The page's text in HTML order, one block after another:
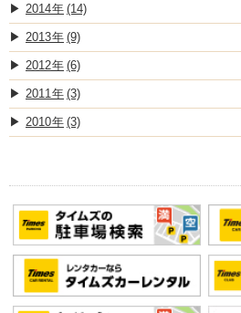
2014 (14)
2013 (9)
2012 (6)
2011 (3)
2010 (3)